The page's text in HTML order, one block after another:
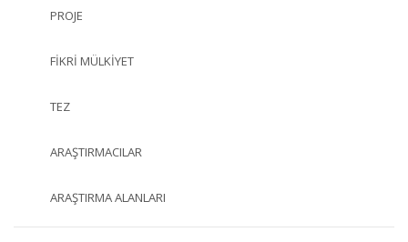
PROJE
FIKRI MÜLKIYET
TEZ
ARAŞTIRMACILAR
ARAŞTIRMA ALANLARI